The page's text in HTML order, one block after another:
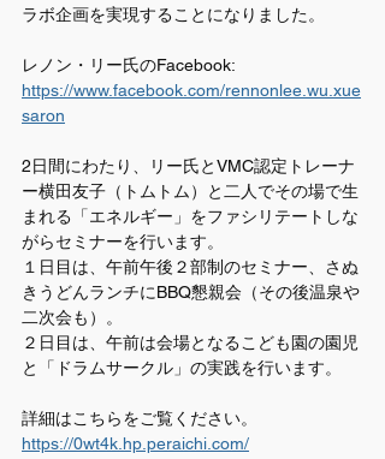
ラボ企画を実現することになりました。
レノン・リー氏のFacebook:
https://www.facebook.com/rennonlee.wu.xue
saron
2日間にわたり、リー氏とVMC認定トレーナ
ー横田友子（トムトム）と二人でその場で生
まれる「エネルギー」をファシリテートしな
がらセミナーを行います。
１日目は、午前午後２部制のセミナー、さぬ
きうどんランチにBBQ懇親会（その後温泉や
二次会も）。
２日目は、午前は会場となるこども園の園児
と「ドラムサークル」の実践を行います。
詳細はこちらをご覧ください。
https://0wt4k.hp.peraichi.com/